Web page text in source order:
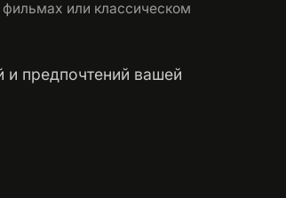
или классическом
и предпочтений вашей